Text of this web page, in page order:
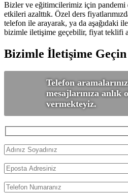
Bizler ve eğitimcilerimiz için pandemi
etkileri azalttık. Özel ders
telefon ile arayarak, ya da aşağıdaki
bizimle iletişime geçebilir, fiyat teklifi
Bizimle İletişime Geçin
Telefon
mesajlarınıza anlık
vermekteyiz.